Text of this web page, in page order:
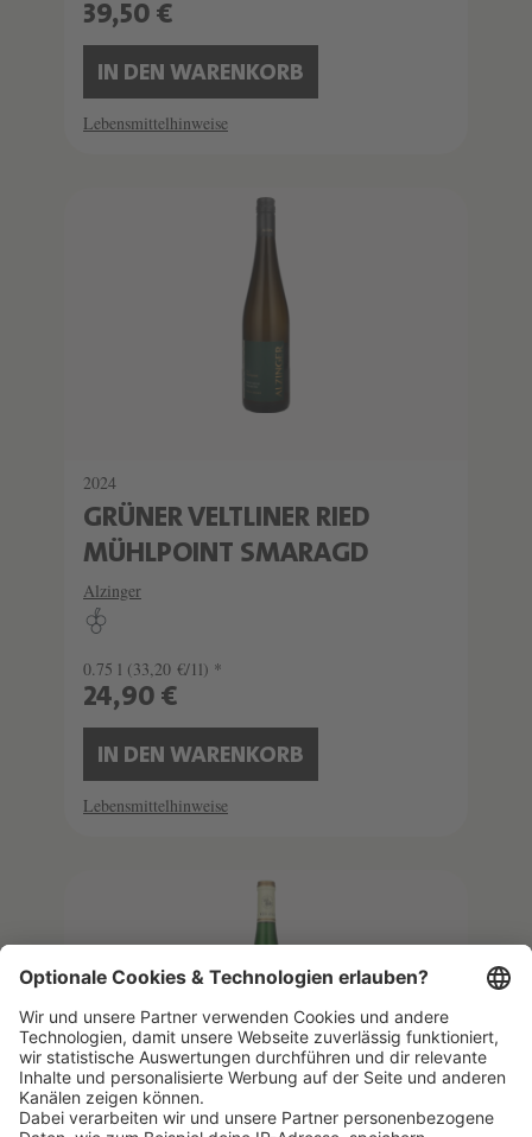
39,50 €
IN DEN WARENKORB
Lebensmittelhinweise
2024
GRÜNER VELTLINER RIED
MÜHLPOINT SMARAGD
Alzinger
0.75 l (33,20 €/1l) *
24,90 €
IN DEN WARENKORB
Lebensmittelhinweise